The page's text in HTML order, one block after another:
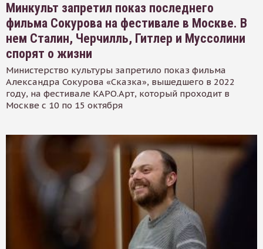
Минкульт запретил показ последнего
фильма Сокурова на фестивале в Москве. В
нем Сталин, Черчилль, Гитлер и Муссолини
спорят о жизни
Министерство культуры запретило показ фильма
Александра Сокурова «Сказка», вышедшего в 2022
году, на фестивале КАРО.Арт, который проходит в
Москве с 10 по 15 октября